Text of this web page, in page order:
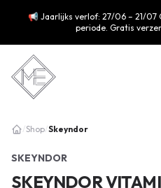
📢 Jaarlijks verlof: 27/06 – 21/07
periode. Gratis
/Shop/Skeyndor
SKEYNDOR
SKEYNDOR